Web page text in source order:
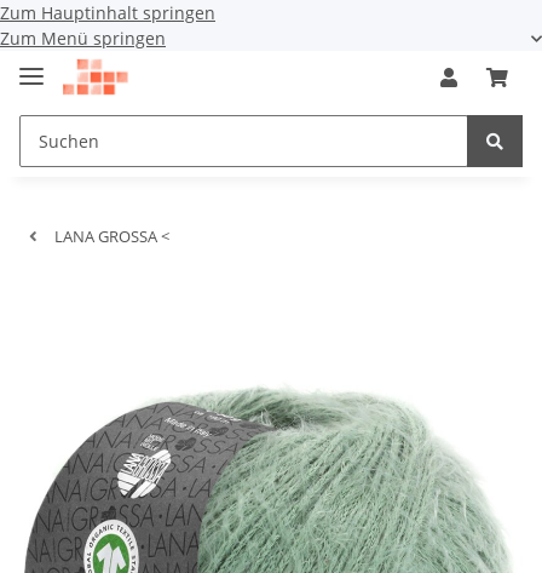
Zum Hauptinhalt springen
Zum Menü springen
LANA GROSSA <